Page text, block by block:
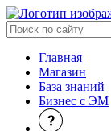
Главная
Магазин
База знаний
Бизнес с ЭМ